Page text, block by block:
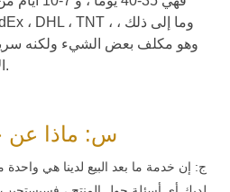
وهو مكلف بعض الشيء ولكنه
الأشعة فوق البنفسجية.
س: ماذا عن
ج: إن خدمة ما بعد البيع لدينا هي